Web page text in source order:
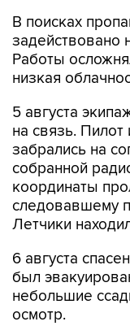
В поисках
задействовано
Работы
низкая
5 августа
на связь.
забрались на
собранной
координаты
следовавшему
Летчики
6 августа
был
небольшие
осмотр.